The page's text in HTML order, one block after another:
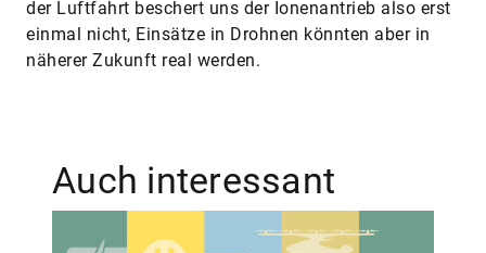
der Luftfahrt beschert uns der Ionenantrieb also erst
einmal nicht, Einsätze in Drohnen könnten aber in
näherer Zukunft real werden.
Auch interessant